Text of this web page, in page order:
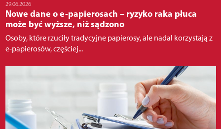
29.06.2026
Nowe dane o e-papierosach – ryzyko raka płuca
może być wyższe, niż sądzono
Osoby, które rzuciły tradycyjne papierosy, ale nadal korzystają z
e-papierosów, częściej...